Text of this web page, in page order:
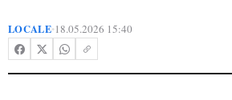
LOCALE•18.05.2026 15:40